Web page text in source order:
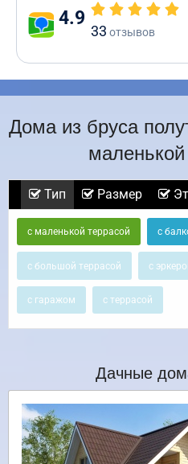
4.9
33 отзывов
Дома из бруса
Тип Размер
с маленькой террасой с
с большой террасой с
с гаражом с террасой
Дачные